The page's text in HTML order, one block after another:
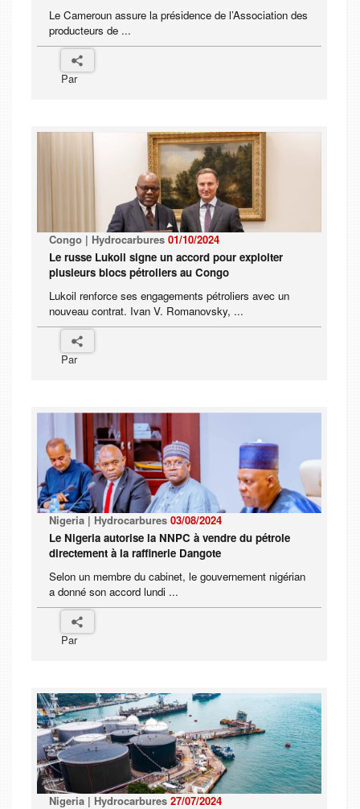
Le Cameroun assure la présidence de l’Association des
producteurs de ...
Par
Congo | Hydrocarbures 01/10/2024
Le russe Lukoil signe un accord pour exploiter
plusieurs blocs pétroliers au Congo
Lukoil renforce ses engagements pétroliers avec un
nouveau contrat. Ivan V. Romanovsky, ...
Par
Nigeria | Hydrocarbures 03/08/2024
Le Nigeria autorise la NNPC à vendre du pétrole
directement à la raffinerie Dangote
Selon un membre du cabinet, le gouvernement nigérian
a donné son accord lundi ...
Par
Nigeria | Hydrocarbures 27/07/2024